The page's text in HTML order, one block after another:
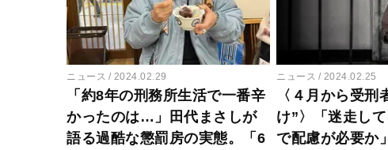
ニュース 2024.02.29
「約8年の刑務所生活で一番辛
かったのは…」田代まさしが
語る過酷な懲罰房の実態。「6
ニュース 2024.02.25
〈４月から受刑
け”〉「迷走し
で配慮が必要か